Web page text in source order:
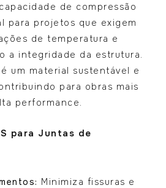
de compressão
para projetos que exigem
de temperatura e
a integridade da estrutura.
é um material sustentável e
para obras mais
performance.
para Juntas de
Minimiza fissuras e